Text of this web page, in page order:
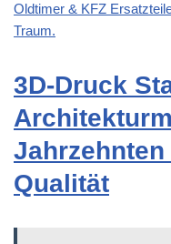
Oldtimer & KFZ
Traum.
3D-Druck
Qualität